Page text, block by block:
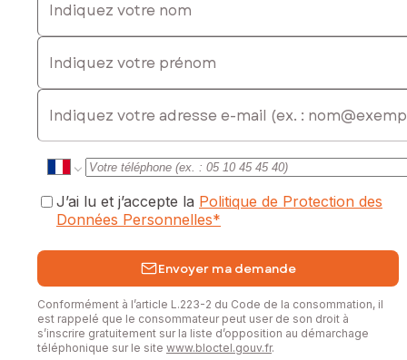
Indiquez votre prénom
E-mail
J’ai lu et j’accepte la Politique de Protection des
Données Personnelles*
Envoyer ma demande
Conformément à l’article L.223-2 du Code de la consommation, il
est rappelé que le consommateur peut user de son droit à
s’inscrire gratuitement sur la liste d’opposition au démarchage
téléphonique sur le site www.bloctel.gouv.fr.